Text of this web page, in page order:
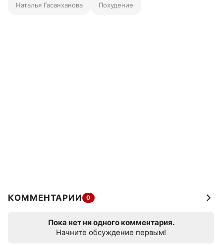
Наталья Гасанханова Похудение
КОММЕНТАРИИ 0
Пока нет ни одного комментария.
Начните обсуждение первым!